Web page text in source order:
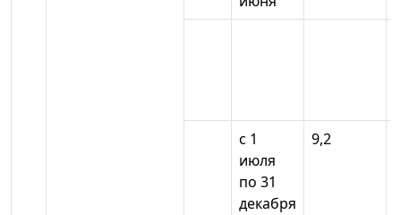
с 1
июля
по 31
декабря
9,2